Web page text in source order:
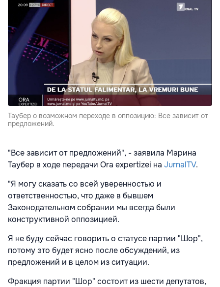
Таубер о возможном переходе в оппозицию: Все зависит от
предложений.
"Все зависит от предложений", - заявила Марина
Таубер в ходе передачи Ora expertizei на JurnalTV.
"Я могу сказать со всей уверенностью и
ответственностью, что даже в бывшем
Законодательном собрании мы всегда были
конструктивной оппозицией.
Я не буду сейчас говорить о статусе партии "Шор",
потому это будет ясно после обсуждений, из
предложений и в целом из ситуации.
Фракция партии "Шор" состоит из шести депутатов,